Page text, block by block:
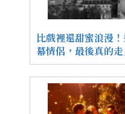
比戲裡還甜蜜浪漫
幕情侶，最後真的走